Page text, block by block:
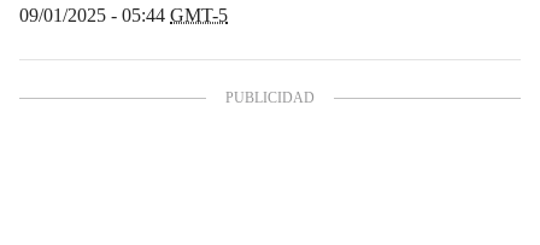
09/01/2025 - 05:44 GMT-5